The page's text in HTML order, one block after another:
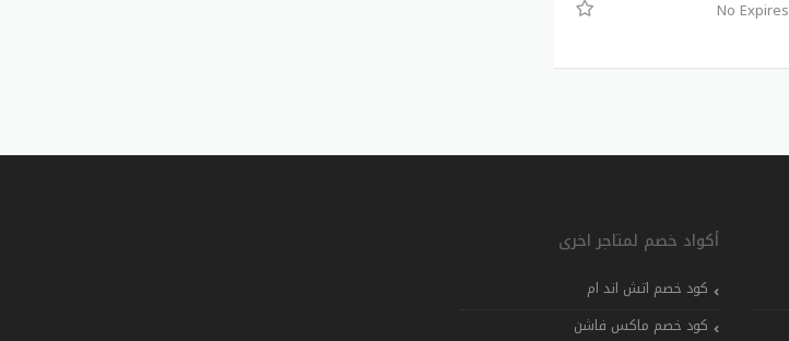
No Expires
أكواد خصم لمتاجر اخرى
كود خصم اتش اند ام
كود خصم ماكس فاشن